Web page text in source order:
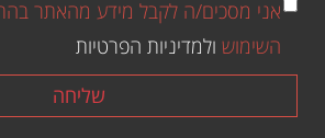
אני מסכים/ה לקבל מידע מהאתר
השימוש ולמדיניות הפרטיות
שליחה